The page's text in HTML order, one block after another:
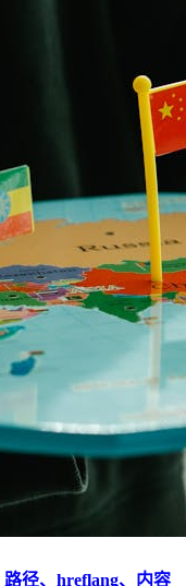
径、hreflang、内容